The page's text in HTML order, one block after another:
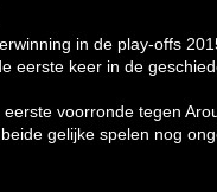
in de play-offs
eerste keer in de
voorronde tegen
gelijke spelen nog